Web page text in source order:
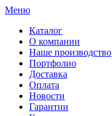
Меню
Каталог
О компании
Наше производство
Портфолио
Доставка
Оплата
Новости
Гарантии